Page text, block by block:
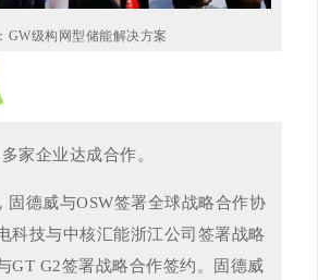
GW级构网型储能解决方案
家企业达成合作。
固德威与OSW签署全球战略合作协
科技与中核汇能浙江公司签署战略
GT G2签署战略合作签约。固德威